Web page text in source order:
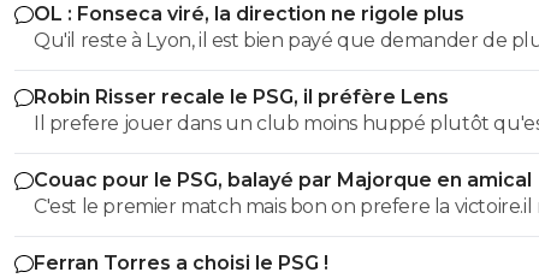
OL : Fonseca viré, la direction ne rigole plus
Qu'il reste à Lyon, il est bien payé que demander de
Robin Risser recale le PSG, il préfère Lens
Il prefere jouer dans un club moins huppé plutôt
de réussir dans un top club.C'est un choix
Couac pour le PSG, balayé par Majorque en amical
C'est le premier match mais bon on prefere la victoire.il
faut pas en faire tout un plat non plus vu le nombre
joueurs absents.Mais ceux qui esperent avoir du
Ferran Torres a choisi le PSG !